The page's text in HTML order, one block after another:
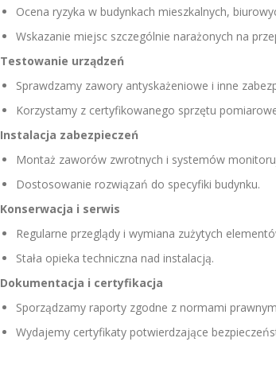
Ocena ryzyka w budynkach mieszkalnych,
Wskazanie miejsc szczególnie narażonych na
Testowanie urządzeń
Sprawdzamy zawory antyskażeniowe i inne
Korzystamy z certyfikowanego sprzętu
Instalacja zabezpieczeń
Montaż zaworów zwrotnych i systemów
Dostosowanie rozwiązań do specyfiki budynku.
Konserwacja i serwis
Regularne przeglądy i wymiana zużytych
Stała opieka techniczna nad instalacją.
Dokumentacja i certyfikacja
Sporządzamy raporty zgodne z normami
Wydajemy certyfikaty potwierdzające